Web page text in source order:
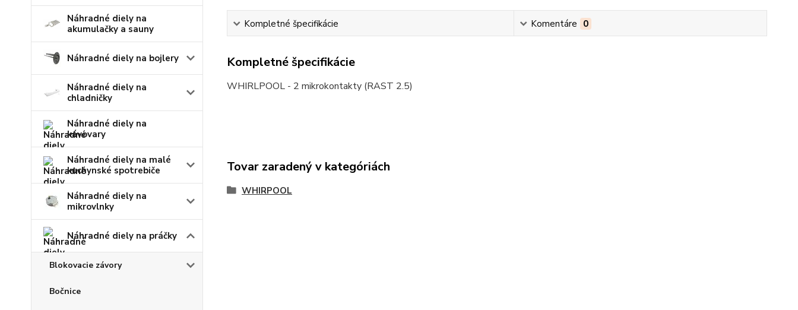
Náhradné diely na
akumulačky a sauny
Náhradné diely na bojlery
Náhradné diely na
chladničky
Náhradné diely na
kávovary
Náhradné diely na malé
kuchynské spotrebiče
Náhradné diely na
mikrovlnky
Náhradné diely na práčky
Blokovacie závory
Bočnice
Kompletné špecifikácie Komentáre 0
Kompletné špecifikácie
WHIRLPOOL - 2 mikrokontakty (RAST 2.5)
Tovar zaradený v kategóriách
WHIRPOOL